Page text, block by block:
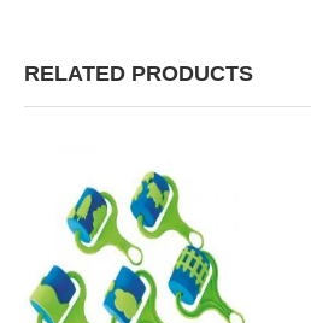
RELATED PRODUCTS